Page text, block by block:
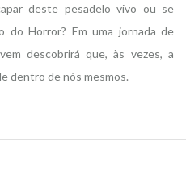
deste pesadelo vivo ou se
do Horror? Em uma jornada de
descobrirá que, às vezes, a
dentro de nós mesmos.